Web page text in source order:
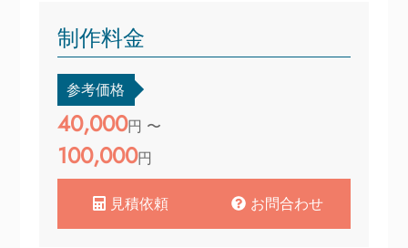
制作料金
参考価格
40,000円 〜
100,000円
見積依頼 お問合わせ